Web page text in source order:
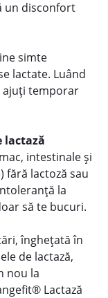
un disconfort
simte
lactate. Luând
ajuți temporar
lactază
intestinale și
fără lactoză sau
la
să te bucuri.
înghețată în
de lactază,
nou la
Lactază